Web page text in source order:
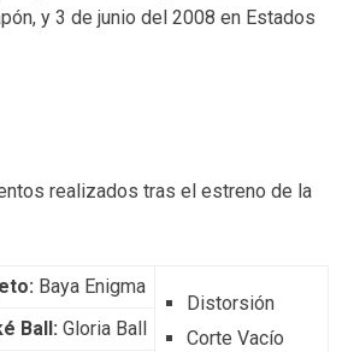
y 3 de junio del 2008 en Estados
realizados tras el estreno de la
Baya Enigma
Distorsión
Corte Vacío
Ball: Gloria Ball